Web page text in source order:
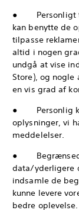
● Personligt
kan benytte de
tilpasse
altid i nogen
undgå at vise
Store), og
en vis grad af
● Personlig
oplysninger, vi
meddelelser.
●
data/yderligere
indsamle de
kunne levere
bedre oplevelse.